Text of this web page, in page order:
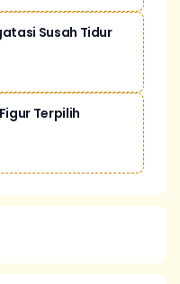
Susah Tidur
Terpilih